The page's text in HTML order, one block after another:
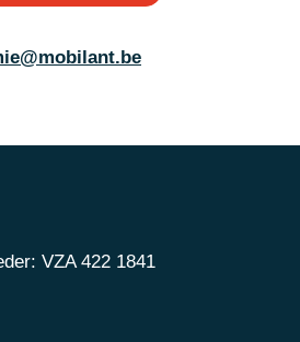
VZA 422 1841